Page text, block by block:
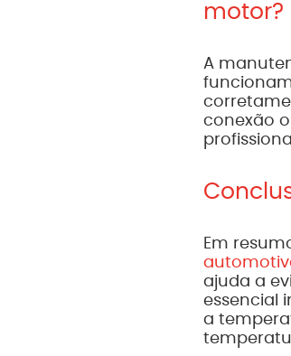
motor?
A
conexão
Em
ajuda a
essencial
a